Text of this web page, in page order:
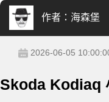
作者： 海森堡
2026-06-05
Skoda Kodiaq